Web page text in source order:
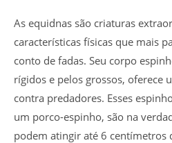
As equidnas são criaturas
características físicas que mais
conto de fadas. Seu corpo
rígidos e pelos grossos, oferece
contra predadores. Esses
um porco-espinho, são na
podem atingir até 6